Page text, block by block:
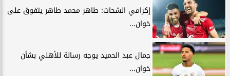
إكرامي الشحات: طاهر محمد طاهر يتفوق على
خوان...
جمال عبد الحميد يوجه رسالة للأهلي بشأن
خوان...